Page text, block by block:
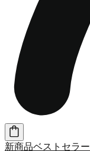
新商品ベストセラー